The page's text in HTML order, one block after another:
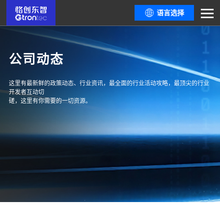
语言选择
公司动态
这里有最新鲜的政策动态、行业资讯，最全面的行业活动攻略，最顶尖的行业
开发者互动切
磋，这里有你需要的一切资源。